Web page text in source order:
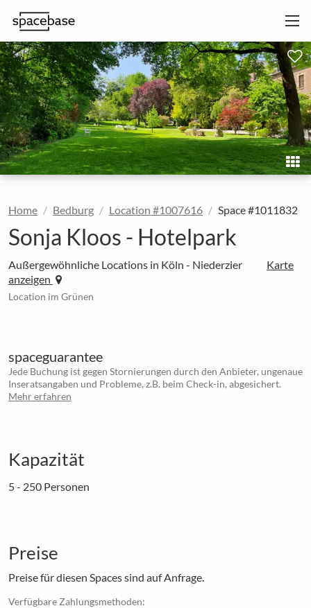
Home Bedburg Location #1007616 Space #1011832
Sonja Kloos - Hotelpark
Außergewöhnliche Locations in Köln - Niederzier
Karte
anzeigen
Location im Grünen
spaceguarantee
Jede Buchung ist gegen Stornierungen durch den Anbieter, ungenaue
Inseratsangaben und Probleme, z.B. beim Check-in, abgesichert.
Mehr erfahren
Kapazität
5 - 250 Personen
Preise
Preise für diesen Spaces sind auf Anfrage.
Verfügbare Zahlungsmethoden: